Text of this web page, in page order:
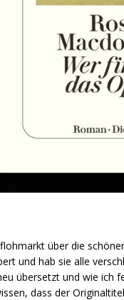
über die
und hab sie alle
übersetzt und wie ich
dass der